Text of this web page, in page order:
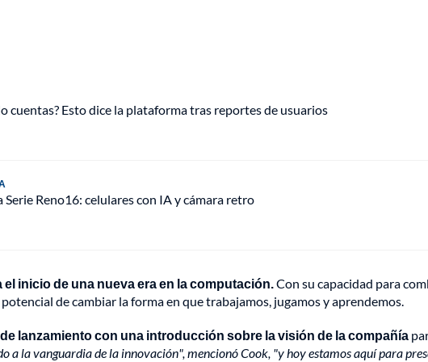
cuentas? Esto dice la plataforma tras reportes de usuarios
Reno16: celulares con IA y cámara retro
inicio de una nueva era en la computación.Con su capacidad para
de cambiar la forma en que trabajamos, jugamos y aprendemos.
lanzamiento con una introducción sobre la visión de la compañía
a la vanguardia de la innovación", mencionó Cook, "y hoy estamos aquí para